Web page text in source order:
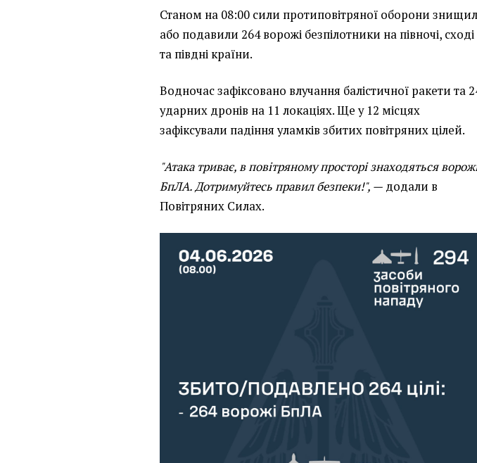
Станом на 08:00 сили протиповітряної оборони
або подавили 264 ворожі безпілотники на півночі, сході
та півдні країни.
Водночас зафіксовано влучання балістичної ракети та
ударних дронів на 11 локаціях. Ще у 12 місцях
зафіксували падіння уламків збитих повітряних цілей.
"Атака триває, в повітряному просторі знаходяться
БпЛА. Дотримуйтесь правил безпеки!", — додали в
Повітряних Силах.